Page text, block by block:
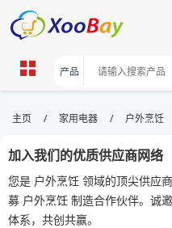
户外烹饪 |
Marketplace
户外烹饪,露营美食,野外
XOOBAY
户外烹饪技巧露营美食与装备指
主页 / 家用电器 / 户外烹饪
加入我们的优质供应商网络
您是 户外烹饪 领域的顶尖供应
募 户外烹饪 制造合作伙伴。诚
体系，共创共赢。